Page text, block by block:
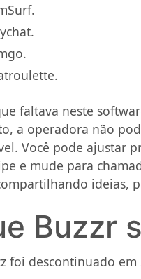
faltava neste
a operadora não
Você pode ajustar
e mude para
ideias,
Buzzr
foi descontinuado